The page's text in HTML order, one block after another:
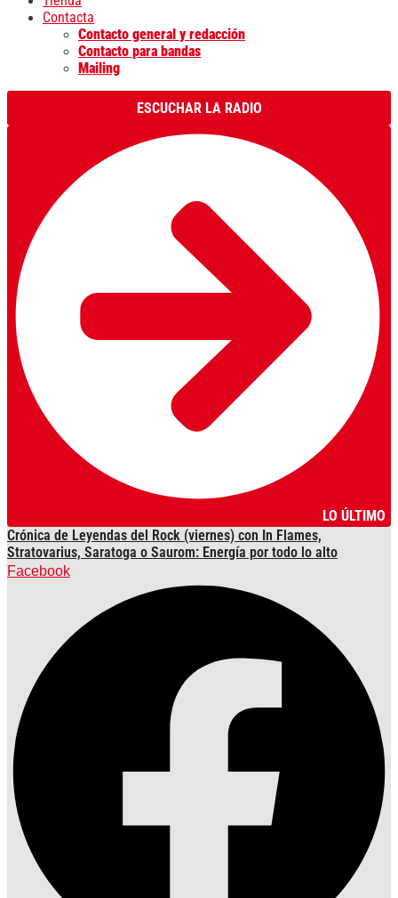
Contacta
Contacto general y redacción
Contacto para bandas
Mailing
ESCUCHAR LA RADIO
LO ÚLTIMO
Crónica de Leyendas del Rock (viernes) con In Flames,
Stratovarius, Saratoga o Saurom: Energía por todo lo alto
Facebook